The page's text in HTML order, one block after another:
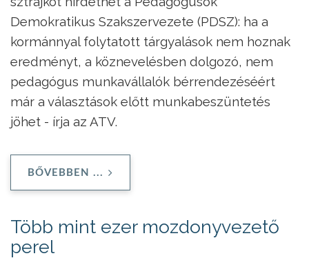
Demokratikus Szakszervezete (PDSZ): ha a
kormánnyal folytatott tárgyalások nem hoznak
eredményt, a köznevelésben dolgozó, nem
pedagógus munkavállalók bérrendezéséért
már a választások előtt munkabeszüntetés
jöhet - írja az ATV.
BŐVEBBEN ...
Több mint ezer mozdonyvezető
perel